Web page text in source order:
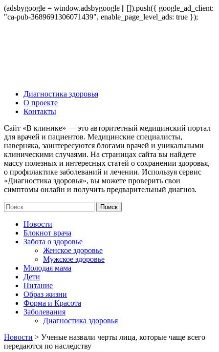
(adsbygoogle = window.adsbygoogle || []).push({ google_ad_client:
"ca-pub-3689691306071439", enable_page_level_ads: true });
Диагностика здоровья
О проекте
Контакты
Сайт «В клинике» — это авторитетный медицинский портал
для врачей и пациентов. Медицинские специалисты,
наверняка, заинтересуются блогами врачей и уникальными
клиническими случаями. На страницах сайта вы найдете
массу полезных и интересных статей о сохранении здоровья,
о профилактике заболеваний и лечении. Используя сервис
«Диагностика здоровья», вы можете проверить свои
симптомы онлайн и получить предварительный диагноз.
Новости
Блокнот врача
Забота о здоровье
Женское здоровье
Мужское здоровье
Молодая мама
Дети
Питание
Образ жизни
Форма и Красота
Заболевания
Диагностика здоровья
Новости > Ученые назвали черты лица, которые чаще всего
передаются по наследству